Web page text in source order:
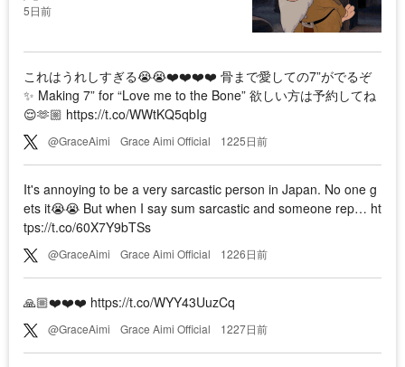
5日前
これはうれしすぎる😭😭❤️❤️❤️❤️ 骨まで愛しての7”がでるぞ
✨ Making 7” for “Love me to the Bone” 欲しい方は予約してね
😌🫶🏼 https://t.co/WWtKQ5qbIg
@GraceAimi Grace Aimi Official 1225日前
It's annoying to be a very sarcastic person in Japan. No one g
ets it😭😭 But when I say sum sarcastic and someone rep… ht
tps://t.co/60X7Y9bTSs
@GraceAimi Grace Aimi Official 1226日前
🙏🏼❤️❤️❤️ https://t.co/WYY43UuzCq
@GraceAimi Grace Aimi Official 1227日前